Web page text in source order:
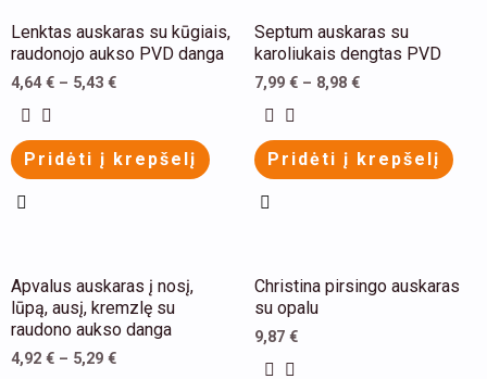
Lenktas auskaras su kūgiais,
raudonojo aukso PVD danga
4,64€ – 5,43 €
Pridėti į krepšelį
This
product
has
multiple
variants.
chosen
on
the
Septum auskaras su
karoliukais dengtas PVD
7,99 € – 8,98 €
Pridėti į krepšelį
This
product
has
multiple
variants.
chosen
on
Apvalus auskaras į nosį,
lūpą, ausį, kremzlę su
raudono aukso danga
4,92 € – 5,29 €
This
product
has
multiple
Christina pirsingo auskaras
su opalu
9,87 €